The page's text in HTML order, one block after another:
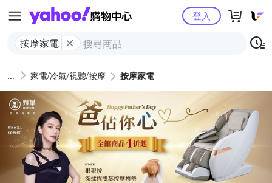
Yahoo購物中心
按摩家電
登入
家電/冷氣/視聽/按摩 按摩家電